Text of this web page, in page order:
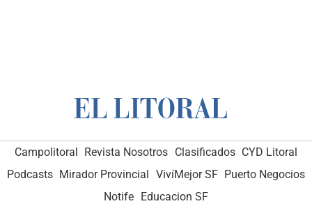
Campolitoral Revista Nosotros Clasificados CYD Litoral
Podcasts Mirador Provincial VivíMejor SF Puerto Negocios
Notife Educacion SF